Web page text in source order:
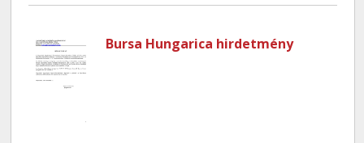
Bursa Hungarica hirdetmény